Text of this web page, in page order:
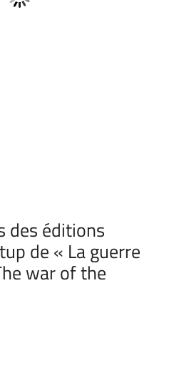
des éditions
de « La guerre
war of the